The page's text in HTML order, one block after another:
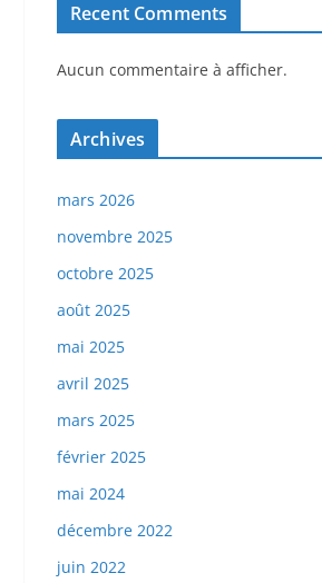
Recent Comments
Aucun commentaire à afficher.
Archives
mars 2026
novembre 2025
octobre 2025
août 2025
mai 2025
avril 2025
mars 2025
février 2025
mai 2024
décembre 2022
juin 2022